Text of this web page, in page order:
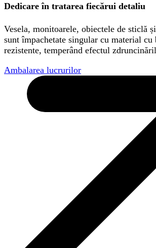
Dedicare în tratarea fiecărui detaliu
Vesela, monitoarele, obiectele de sticlă
sunt împachetate singular cu material
rezistente, temperând efectul
Ambalarea lucrurilor